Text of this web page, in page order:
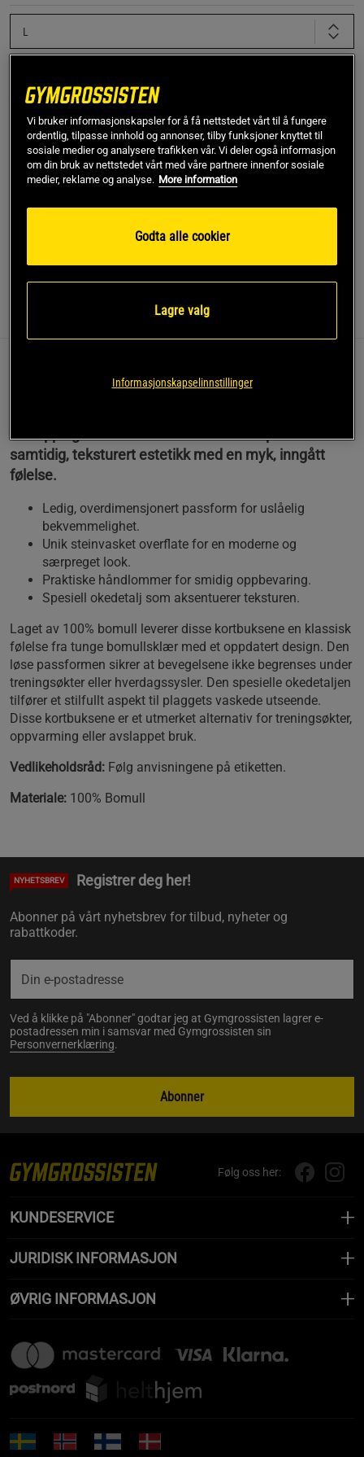
L
Gratis frakt over 799 kr Gratis retur 14 dagers angrerett
SKU #13868-001R | EAN7340145516756
Optimal komfort og moderne stil møtes i disse steinvaskede
sweatshortsene – designet for både trening og fritid.
Anmeldelser
passform gir suveren bevegelsesfrihet, enten
samtidig, teksturert estetikk med en myk, inngått
følelse.
Ledig, overdimensjonert passform for uslåelig
bekvemmelighet.
Unik steinvasket overflate for en moderne og
særpreget look.
Praktiske håndlommer for smidig oppbevaring.
Spesiell okedetalj som aksentuerer teksturen.
Laget av 100% bomull leverer disse kortbuksene en klassisk
følelse fra tunge bomullsklær med et oppdatert design. Den
løse passformen sikrer at bevegelsene ikke begrenses under
treningsøkter eller hverdagssysler. Den spesielle okedetaljen
tilfører et stilfullt aspekt til plaggets vaskede utseende.
Disse kortbuksene er et utmerket alternativ for treningsøkter,
oppvarming eller avslappet bruk.
Vedlikeholdsråd: Følg anvisningene på etiketten.
Materiale: 100% Bomull
NYHETSBREV Registrer deg her!
Abonner på vårt nyhetsbrev for tilbud, nyheter og
rabattkoder.
Ved å klikke på "Abonner" godtar jeg at Gymgrossisten lagrer e-
postadressen min i samsvar med Gymgrossisten sin
Personvernerklæring.
Abonner
Følg oss her:
KUNDESERVICE
JURIDISK INFORMASJON
ØVRIG INFORMASJON
Vi bruker informasjonskapsler for å få nettstedet vårt til å fungere
ordentlig, tilpasse innhold og annonser, tilby funksjoner knyttet til
sosiale medier og analysere trafikken vår. Vi deler også informasjon
om din bruk av nettstedet vårt med våre partnere innenfor sosiale
medier, reklame og analyse. More information
Godta alle cookier
Lagre valg
Informasjonskapselinnstillinger